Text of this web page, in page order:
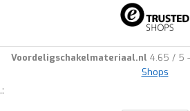
Voordeligschakelmateriaal.nl 4.65 / 5 -
Shops
.: